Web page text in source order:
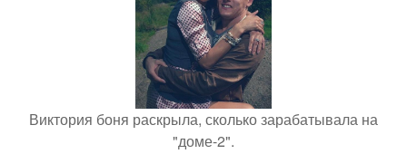
Виктория боня раскрыла, сколько зарабатывала на
"доме-2".